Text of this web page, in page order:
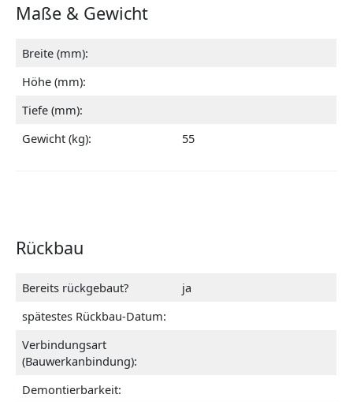
Maße & Gewicht
Breite (mm):
Höhe (mm):
Tiefe (mm):
Gewicht (kg):
55
Rückbau
Bereits rückgebaut?
ja
spätestes Rückbau-Datum:
Verbindungsart
(Bauwerkanbindung):
Demontierbarkeit: